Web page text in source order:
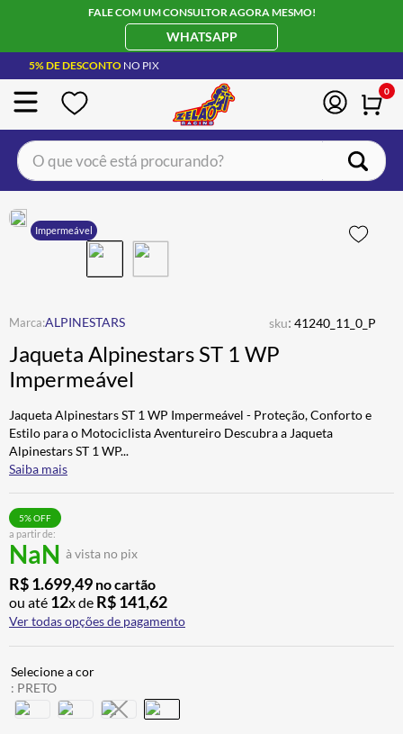
FALE COM UM CONSULTOR AGORA MESMO!
WHATSAPP
5% DE DESCONTO NO PIX
0
O que você está procurando?
Impermeável
ALPINESTARS sku: 41240_11_0_P
Jaqueta Alpinestars ST 1 WP
Impermeável
Jaqueta Alpinestars ST 1 WP Impermeável - Proteção, Conforto e
Estilo para o Motociclista Aventureiro Descubra a Jaqueta
Alpinestars ST 1 WP...
Saiba mais
a partir de:
NaN à vista no pix
5% OFF
R$1.699,49 no cartão
ou até 12x de R$141,62
Ver todas opções de pagamento
: PRETO
1º CAPACETE LS2
BOTA
4º ÓCULOS SOLAR
5º LUVA
6º BAU
7º ALPINESTAR
8º AIROH
9º CALÇA
10º